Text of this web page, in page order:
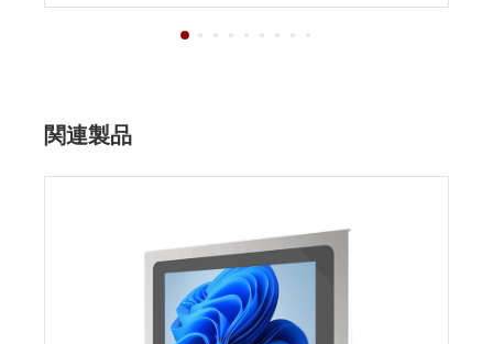
関連製品